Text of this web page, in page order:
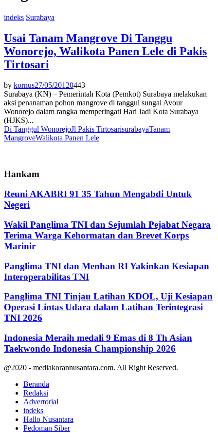
indeks Surabaya
Usai Tanam Mangrove Di Tanggu
Wonorejo, Walikota Panen Lele di Pakis
Tirtosari
by kornus27/05/20120443
Surabaya (KN) – Pemerintah Kota (Pemkot) Surabaya melakukan
aksi penanaman pohon mangrove di tanggul sungai Avour
Wonorejo dalam rangka memperingati Hari Jadi Kota Surabaya
(HJKS)...
Di Tanggul WonorejoJl Pakis TirtosarisurabayaTanam
MangroveWalikota Panen Lele
Hankam
Reuni AKABRI 91 35 Tahun Mengabdi Untuk
Negeri
Wakil Panglima TNI dan Sejumlah Pejabat Negara
Terima Warga Kehormatan dan Brevet Korps
Marinir
Panglima TNI dan Menhan RI Yakinkan Kesiapan
Interoperabilitas TNI
Panglima TNI Tinjau Latihan KDOL, Uji Kesiapan
Operasi Lintas Udara dalam Latihan Terintegrasi
TNI 2026
Indonesia Meraih medali 9 Emas di 8 Th Asian
Taekwondo Indonesia Championship 2026
@2020 - mediakorannusantara.com. All Right Reserved.
Beranda
Redaksi
Advertorial
indeks
Hallo Nusantara
Pedoman Siber